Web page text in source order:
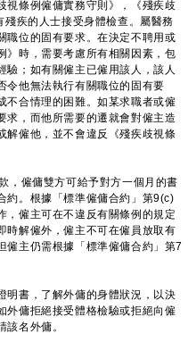
視條例僱傭實務守則》，《殘疾歧
疾的人士接受身體檢查。屬醫務
職位的固有要求。在決定不聘用或
》時，需要考慮所有相關因素，包
驗；如有關僱主已僱用該人，該人
令他無法執行有關職位的固有要
不合情理的困難。如某求職者或僱
求，而他所需要的遷就會對僱主造
解僱他，並不會違反《殘疾歧視條
僱傭雙方可給予對方一個月的書
約。根據「標準僱傭合約」第9(c)
，僱主可在不違反有關條例的規定
時解僱外，僱主不可在僱員放取有
僱主仍需根據「標準僱傭合約」第7
明書，了解外傭的身體狀況，以決
外傭拒絕接受體格檢驗或拒絕向僱
名外傭。